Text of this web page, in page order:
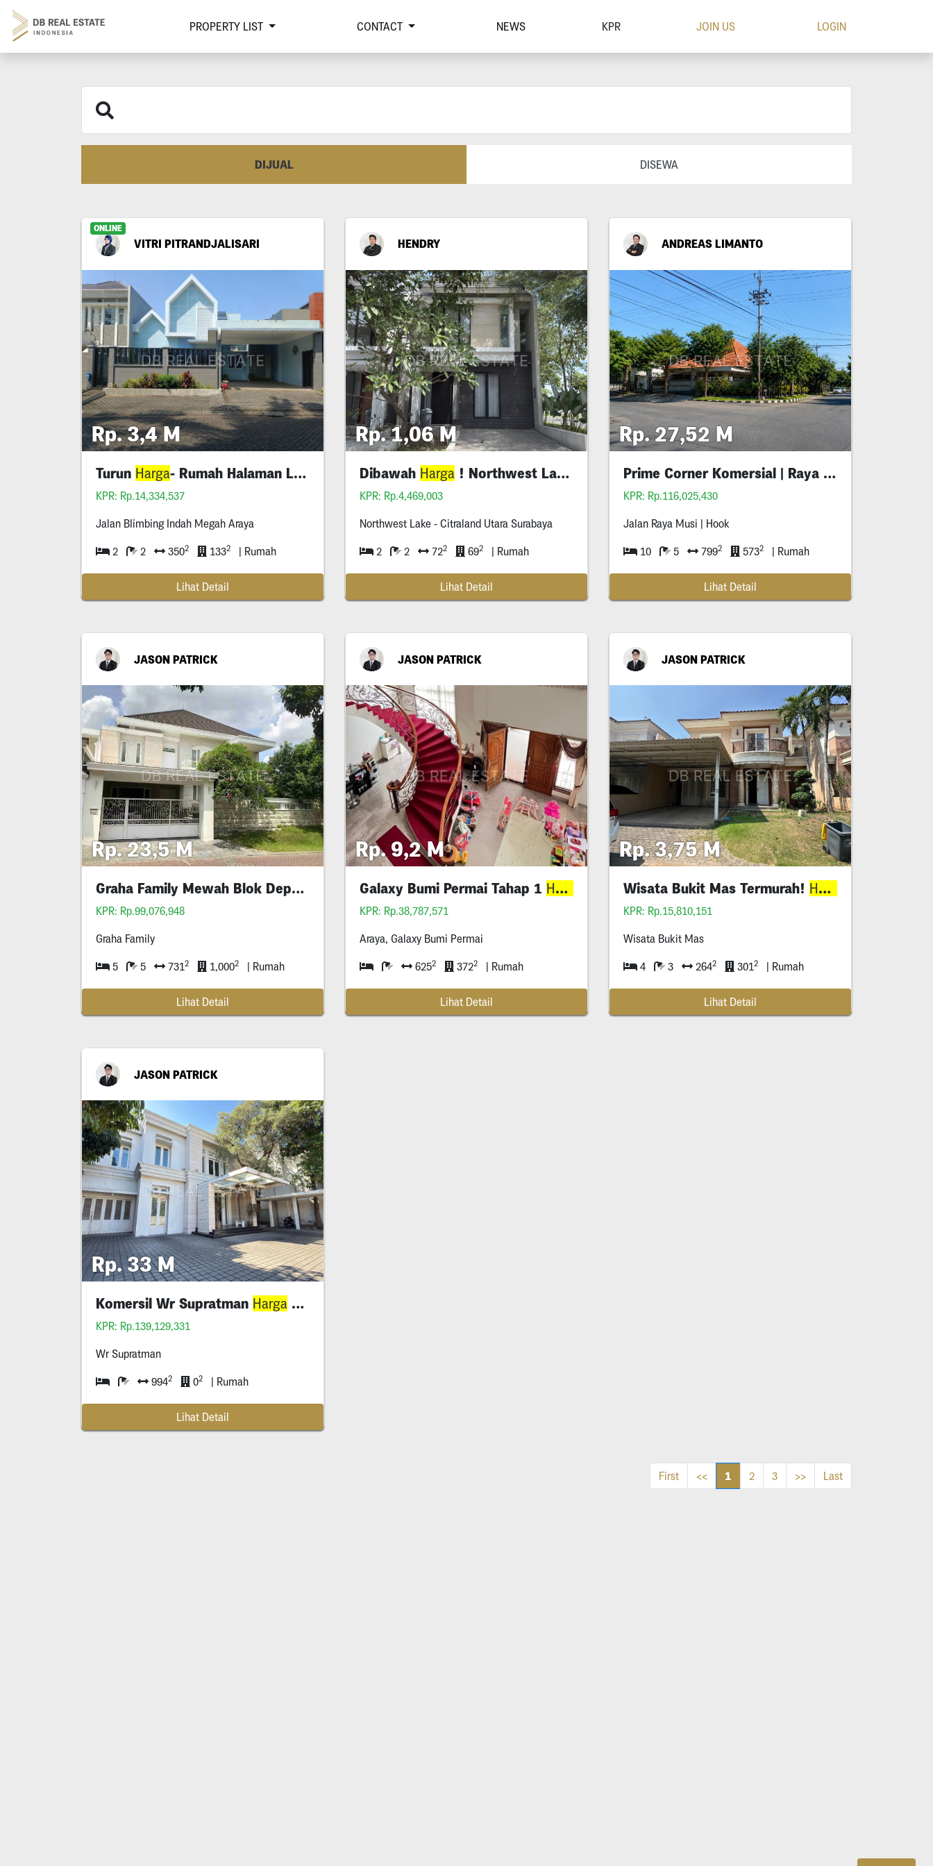
PROPERTY LIST CONTACT NEWS KPR JOIN US LOGIN
DIJUAL DISEWA
ONLINE
VITRI PITRANDJALISARI
Rp. 3,4 M
Turun Harga- Rumah Halaman Luas
KPR: Rp.14,334,537
Jalan Blimbing Indah Megah Araya
2 2 3502 1332 | Rumah
Lihat Detail
HENDRY
Rp. 1,06 M
Dibawah Harga ! Northwest Lake Citraland Utara
KPR: Rp.4,469,003
Northwest Lake - Citraland Utara Surabaya
2 2 722 692 | Rumah
Lihat Detail
ANDREAS LIMANTO
Rp. 27,52 M
Prime Corner Komersial | Raya Musi | Turun
KPR: Rp.116,025,430
Jalan Raya Musi | Hook
10 5 7992 5732 | Rumah
Lihat Detail
JASON PATRICK
Rp. 23,5 M
Graha Family Mewah Blok Depan Best Deal
KPR: Rp.99,076,948
Graha Family
5 5 7312 1,0002 | Rumah
Lihat Detail
JASON PATRICK
Rp. 9,2 M
Galaxy Bumi Permai Tahap 1 Harga Miring
KPR: Rp.38,787,571
Araya, Galaxy Bumi Permai
6252 3722 | Rumah
Lihat Detail
JASON PATRICK
Rp. 3,75 M
Wisata Bukit Mas Termurah! Harga
KPR: Rp.15,810,151
Wisata Bukit Mas
4 3 2642 3012 | Rumah
Lihat Detail
JASON PATRICK
Rp. 33 M
Komersil Wr Supratman Harga
KPR: Rp.139,129,331
Wr Supratman
9942 02 | Rumah
Lihat Detail
First << 1 2 3 >> Last